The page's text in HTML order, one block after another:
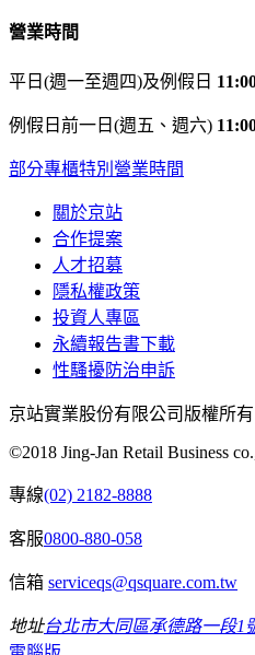
營業時間
平日(週一至週四)及例假日
例假日前一日(週五、週六)
部分專櫃特別營業時間
關於京站
合作提案
人才招募
隱私權政策
投資人專區
永續報告書下載
性騷擾防治申訴
京站實業股份有限公司版權所有
©2018 Jing-Jan Retail Business
專線(02) 2182-8888
客服0800-880-058
信箱 serviceqs@qsquare.com.tw
地址台北市大同區承德路一段1